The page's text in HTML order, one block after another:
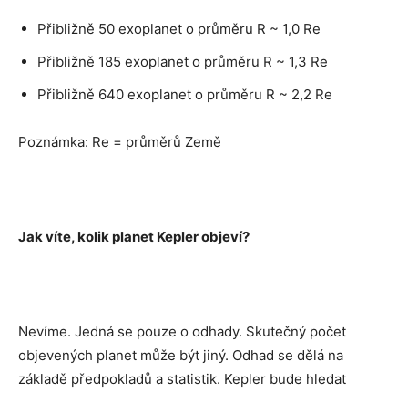
Přibližně 50 exoplanet o průměru R ~ 1,0 Re
Přibližně 185 exoplanet o průměru R ~ 1,3 Re
Přibližně 640 exoplanet o průměru R ~ 2,2 Re
Poznámka: Re = průměrů Země
Jak víte, kolik planet Kepler objeví?
Nevíme. Jedná se pouze o odhady. Skutečný počet
objevených planet může být jiný. Odhad se dělá na
základě předpokladů a statistik. Kepler bude hledat